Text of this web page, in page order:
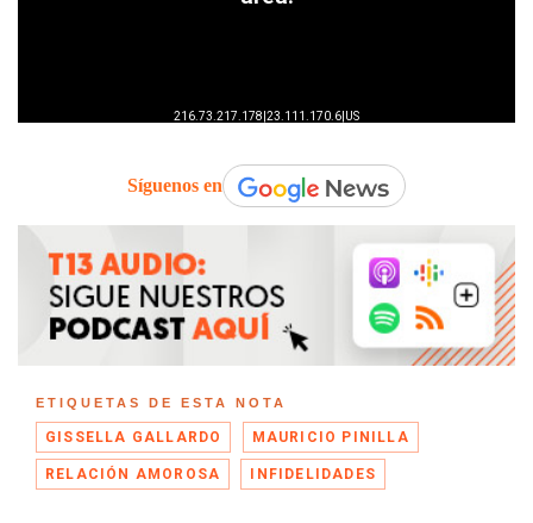
Síguenos en
ETIQUETAS DE ESTA NOTA
GISSELLA GALLARDO MAURICIO PINILLA
RELACIÓN AMOROSA INFIDELIDADES